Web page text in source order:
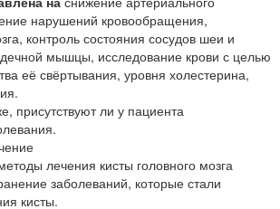
нарушений кровообращения,
контроль состояния сосудов шеи и
мышцы, исследование крови с целью
её свёртывания, уровня холестерина,
присутствуют ли у пациента
лечения кисты головного мозга
заболеваний, которые стали
кисты.